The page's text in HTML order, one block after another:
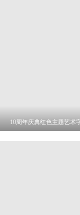
10周年庆典红色主题艺术